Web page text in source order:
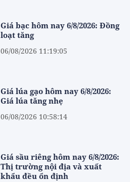
Giá bạc hôm nay 6/8/2026: Đồng
loạt tăng
06/08/2026 11:19:05
Giá lúa gạo hôm nay 6/8/2026:
Giá lúa tăng nhẹ
06/08/2026 10:58:14
Giá sầu riêng hôm nay 6/8/2026:
Thị trường nội địa và xuất
khẩu đều ổn định